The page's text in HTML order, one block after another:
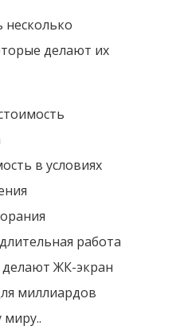
несколько
делают их
в условиях
работа
ЖК-экран
миллиардов
миру..